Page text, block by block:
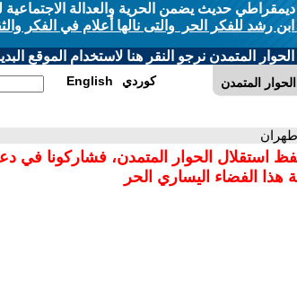
حديث يضمن الحرية والعدالة الاجتماعية
رشد للفكر الحر والتى نالها أعلام في الفكر
المتمدن نرجو النقر هنا لاستخدام الموقع
الحوار المتمدن English كوردي
استقلال الحوار المتمدن، فشاركونا في
هذا الفضاء اليساري الحر